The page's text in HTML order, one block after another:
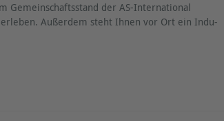
Gemeinschaftsstand der AS-International
Außerdem steht Ihnen vor Ort ein Indu-